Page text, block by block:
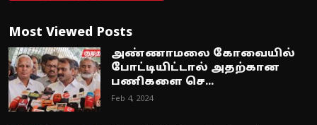
Most Viewed Posts
அண்ணாமலை கோவையில்
போட்டியிட்டால் அதற்கான
பணிகளை செ...
Feb 4, 2024